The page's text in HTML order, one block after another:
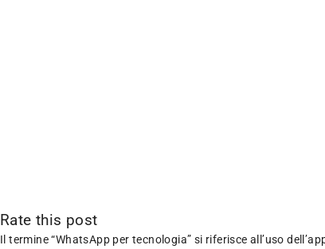
Rate this post
Il termine “WhatsApp per tecnologia” si riferisce all’uso